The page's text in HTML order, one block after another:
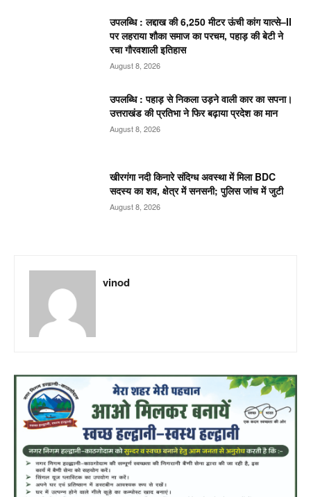
उपलब्धि : लद्दाख की 6,250 मीटर ऊंची कांग यात्से–II
पर लहराया शौका समाज का परचम, पहाड़ की बेटी ने
रचा गौरवशाली इतिहास
August 8, 2026
उपलब्धि : पहाड़ से निकला उड़ने वाली कार का सपना।
उत्तराखंड की प्रतिभा ने फिर बढ़ाया प्रदेश का मान
August 8, 2026
खीरगंगा नदी किनारे संदिग्ध अवस्था में मिला BDC
सदस्य का शव, क्षेत्र में सनसनी; पुलिस जांच में जुटी
August 8, 2026
vinod